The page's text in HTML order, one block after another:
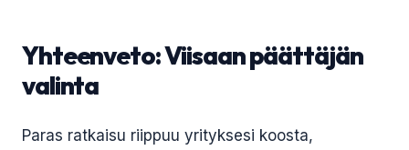
Yhteenveto: Viisaan päättäjän
valinta
Paras ratkaisu riippuu yrityksesi koosta,